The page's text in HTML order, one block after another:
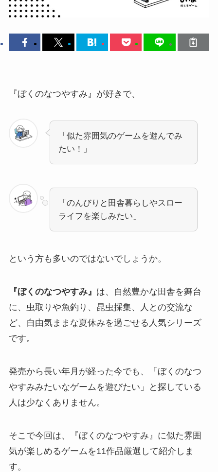
『ぼくのなつやすみ』が好きで、
「似た雰囲気のゲームを遊んでみ
たい！」
「のんびりと田舎暮らしやスロー
ライフを楽しみたい」
という方も多いのではないでしょうか。
『ぼくのなつやすみ』 は、自然豊かな田舎を舞台
に、虫取りや魚釣り、昆虫採集、人との交流な
ど、自由気ままな夏休みを過ごせる人気シリーズ
です。
発売から長い年月が経った今でも、「ぼくのなつ
やすみみたいなゲームを遊びたい」と探している
人は少なくありません。
そこで今回は、『ぼくのなつやすみ』に似た雰囲
気が楽しめるゲームを11作品厳選して紹介しま
す。